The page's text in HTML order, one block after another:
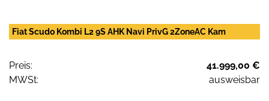
Fiat Scudo Kombi L2 9S AHK Navi PrivG 2ZoneAC Kam
Preis:
41.999,00 €
MWSt:
ausweisbar